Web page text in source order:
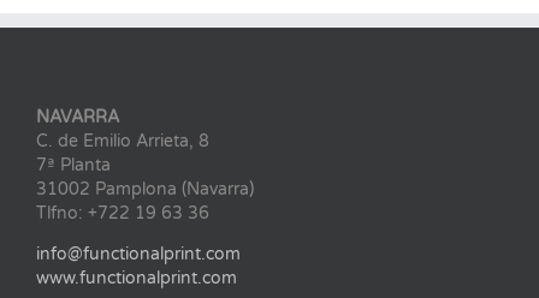
NAVARRA
C. de Emilio Arrieta, 8
7ª Planta
31002 Pamplona (Navarra)
Tlfno: +722 19 63 36
info@functionalprint.com
www.functionalprint.com